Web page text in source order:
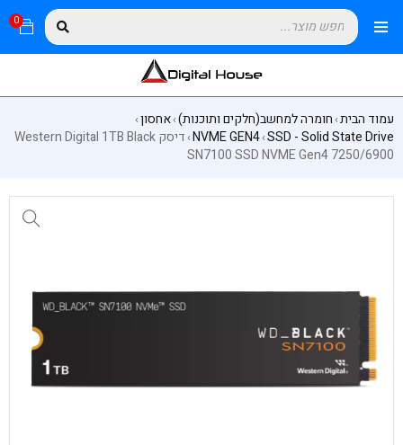
0
עמוד הבית›חומרה למחשב(חלקים ותוכנות)›אחסון›
SSD - Solid State Drive
›
NVME GEN4
›
דיסק Western Digital 1TB Black
SN7100 SSD NVME Gen4 7250/6900